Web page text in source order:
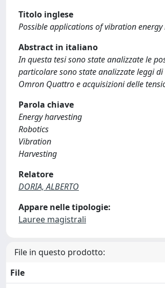
Titolo inglese
Possible applications of vibration
Abstract in italiano
In questa tesi sono state analizzate le
particolare sono state analizzate leggi
Omron Quattro e acquisizioni delle
Parola chiave
Energy harvesting
Robotics
Vibration
Harvesting
Relatore
DORIA, ALBERTO
Appare nelle tipologie:
Lauree magistrali
File in questo prodotto:
File